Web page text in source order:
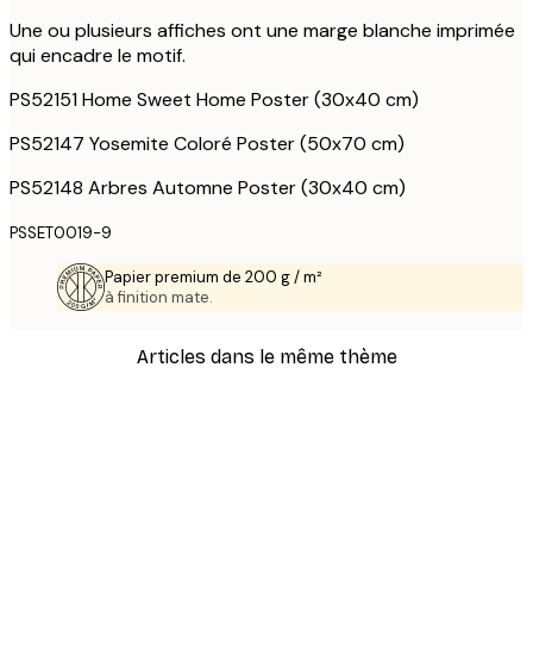
Une ou plusieurs affiches ont une marge blanche imprimée
qui encadre le motif.
PS52151 Home Sweet Home Poster (30x40 cm)
PS52147 Yosemite Coloré Poster (50x70 cm)
PS52148 Arbres Automne Poster (30x40 cm)
PSSET0019-9
Papier premium de 200 g / m²
à finition mate.
Articles dans le même thème